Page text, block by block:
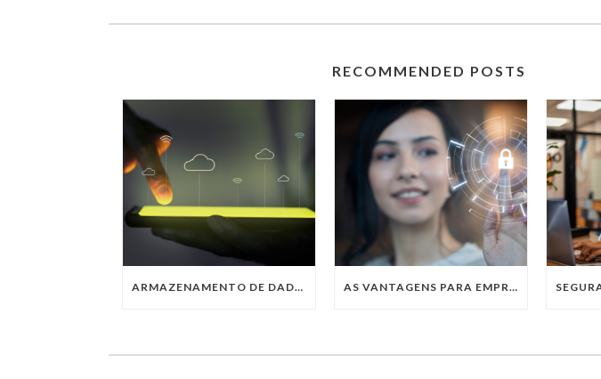
RECOMMENDED POSTS
ARMAZENAMENTO DE DADOS: VOCÊ SABE O QUE É MULTICLOUD? AS VANTAGENS PARA EMPRESAS EM ADERIR ÀS SOLUÇÕES COM CLOUD SECURITY